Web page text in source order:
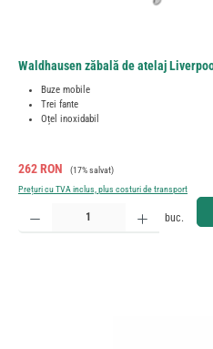
Waldhausen zăbală de atelaj
Buze mobile
Trei fante
Oțel inoxidabil
Preț de vânzare:
262 RON Preț obișnuit:
(17% salvat)
Prețuri cu TVA inclus, plus costuri de transport
Cantitate produs: Introduceți cantitatea dorită
buc.